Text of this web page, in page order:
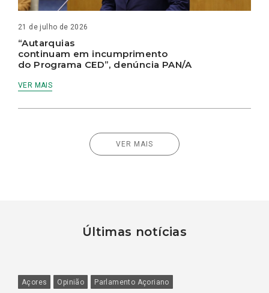
21 de julho de 2026
“Autarquias
continuam em incumprimento
do Programa CED”, denúncia PAN/A
VER MAIS
VER MAIS
Últimas notícias
Açores Opinião Parlamento Açoriano